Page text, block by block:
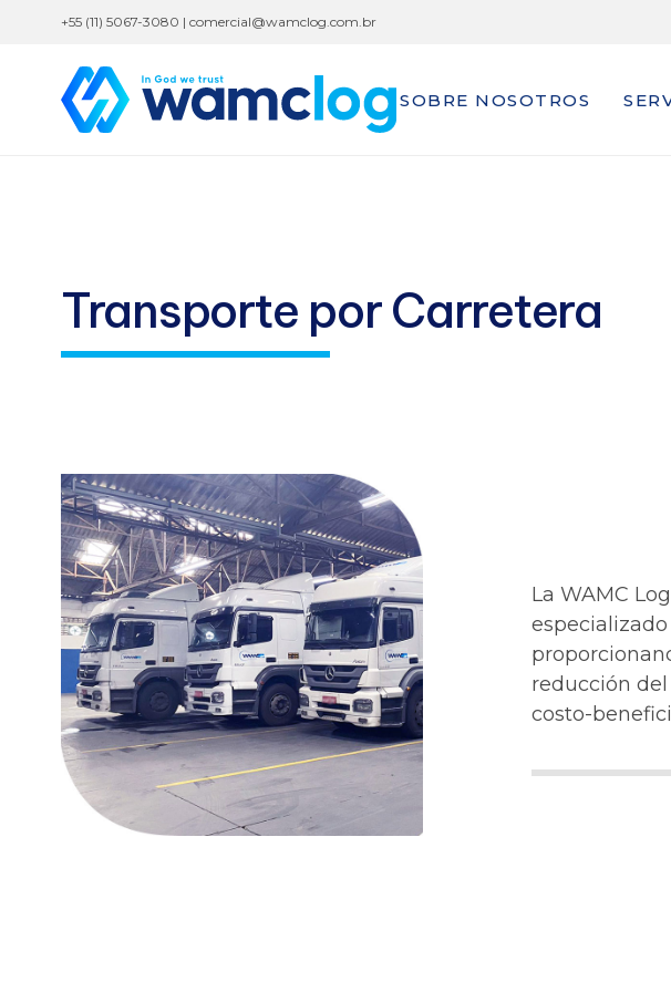
+55 (11) 5067-3080 |comercial@wamclog.com.br
SOBRE NOSOTROS
Transporte por Carretera
La WAMC
reducción
costo-